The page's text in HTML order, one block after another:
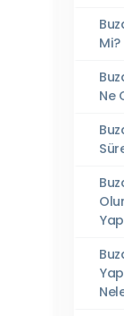
Mi?
Ne